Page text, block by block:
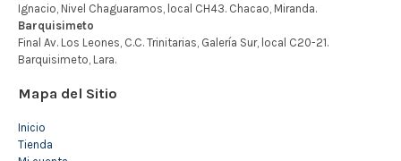
Mapa del Sitio
Inicio
Tienda